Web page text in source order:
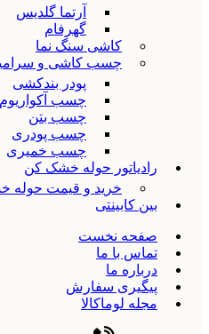
آرتما گلدیس
گهرفام
کاشی سنگ نما
چسب کاشی و
پودر بندکشی
چسب آکواریوم
چسب بتن
چسب پودری
چسب خمیری
رادیاتور حوله خشک کن
خرید و قیمت حوله
بین کابینتی
صفحه نخست
تماس با ما
درباره ما
پیگیری سفارش
مجله لوماکالا